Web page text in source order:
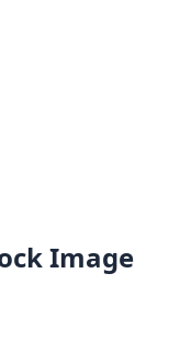
Image